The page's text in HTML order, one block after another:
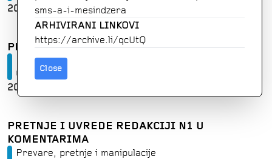
sms-a-i-mesindzera
ARHIVIRANI LINKOVI
https://archive.li/qcUtQ
Close
2026-07-10 SRBIJA
PRETNJE REDAKCIJI PORTALA SLOBODNA REČ
Prevare, pretnje i manipulacije
Ugrožavanje sigurnosti
2026-07-09
PRETNJE I UVREDE REDAKCIJI N1 U
KOMENTARIMA
Prevare, pretnje i manipulacije